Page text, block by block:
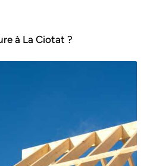
à La Ciotat ?